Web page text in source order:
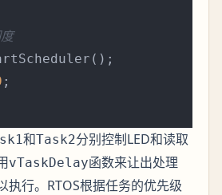
;
和Task2分别控制LED和读取
vTaskDelay函数来让出处理
执行。RTOS根据任务的优先级